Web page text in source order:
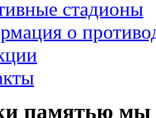
стадионы
о
памятью мы